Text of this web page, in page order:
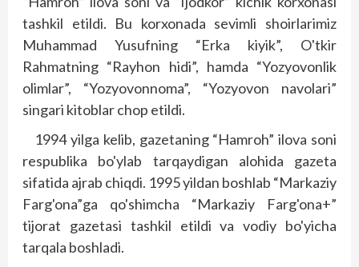
tashkil etildi. Bu korxonada sevimli shoirlarimiz
Muhammad Yusufning “Erka kiyik”, O'tkir
Rahmatning “Rayhon hidi”, hamda “Yozyovonlik
olimlar”, “Yozyovonnoma”, “Yozyovon navolari”
singari kitoblar chop etildi.
1994 yilga kelib, gazetaning “Hamroh” ilova soni
respublika bo'ylab tarqaydigan alohida gazeta
sifatida ajrab chiqdi. 1995 yildan bosh­lab “Markaziy
Farg'ona”ga qo'shimcha “Markaziy Farg'ona+”
tijorat gazetasi tashkil etildi va vodiy bo'yicha
tarqala boshladi.